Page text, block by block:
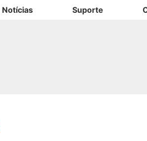
Notícias Suporte